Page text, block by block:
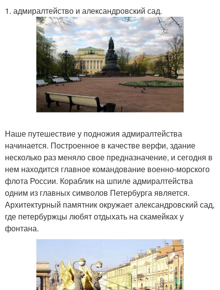
1. адмиралтейство и александровский сад.
Наше путешествие у подножия адмиралтейства
начинается. Построенное в качестве верфи, здание
несколько раз меняло свое предназначение, и сегодня в
нем находится главное командование военно-морского
флота России. Кораблик на шпиле адмиралтейства
одним из главных символов Петербурга является.
Архитектурный памятник окружает александровский сад,
где петербуржцы любят отдыхать на скамейках у
фонтана.